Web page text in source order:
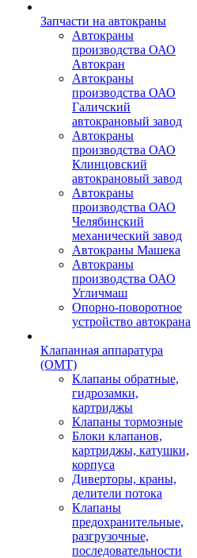
Запчасти на автокраны
Автокраны
производства ОАО
Автокран
Автокраны
производства ОАО
Галичский
автокрановый завод
Автокраны
производства ОАО
Клинцовский
автокрановый завод
Автокраны
производства ОАО
Челябинский
механический завод
Автокраны Машека
Автокраны
производства ОАО
Угличмаш
Опорно-поворотное
устройство автокрана
Клапанная аппаратура
(OMT)
Клапаны обратные,
гидрозамки,
картриджы
Клапаны тормозные
Блоки клапанов,
картриджы, катушки,
корпуса
Диверторы, краны,
делители потока
Клапаны
предохранительные,
разгрузочные,
последовательности